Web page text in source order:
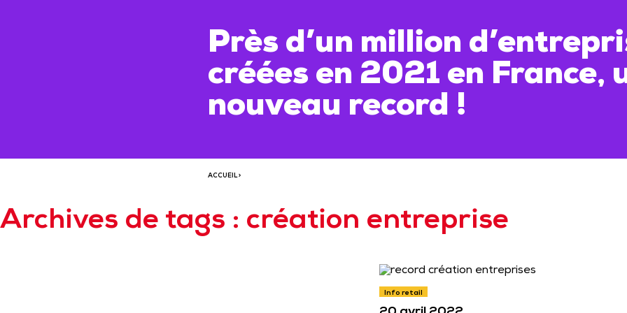
Près d’un million
créées en 2021 en France,
nouveau record !
ACCUEIL>
Archives de tags : création entreprise
Info retail